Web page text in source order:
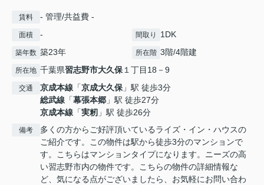
賃料 - 管理/共益費 -
面積 - 間取り 1DK
築年数 築23年 所在階 3階/4階建
所在地 千葉県習志野市大久保１丁目18－9
交通 京成本線 「京成大久保」駅 徒歩3分
総武線 「幕張本郷 」駅 徒歩27分
京成本線 「実籾 」駅 徒歩26分
備考
多くの方からご好評頂いているライズ・イン・ハウスの
ご紹介です。この物件は駅から徒歩3分のマンションで
す。こちらはマンションタイプになります。ニーズの高
い習志野市内の物件です。こちらの物件の詳細情報な
ど、気になる点がございましたら、お気軽にお問い合わ